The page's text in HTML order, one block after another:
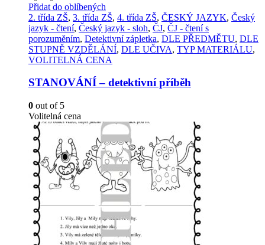
Přidat do oblíbených
2. třída ZŠ, 3. třída ZŠ, 4. třída ZŠ, ČESKÝ JAZYK, Český
jazyk - čtení, Český jazyk - sloh, ČJ, ČJ - čtení s
porozuměním, Detektivní zápletka, DLE PŘEDMĚTU, DLE
STUPNĚ VZDĚLÁNÍ, DLE UČIVA, TYP MATERIÁLU,
VOLITELNÁ CENA
STANOVÁNÍ – detektivní příběh
0 out of 5
Volitelná cena